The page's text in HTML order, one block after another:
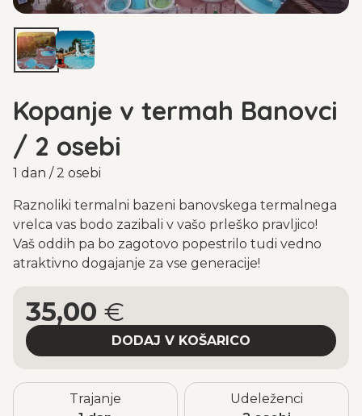
Kopanje v termah Banovci
/ 2 osebi
1 dan / 2 osebi
Raznoliki termalni bazeni banovskega termalnega
vrelca vas bodo zazibali v vašo prleško pravljico!
Vaš oddih pa bo zagotovo popestrilo tudi vedno
atraktivno dogajanje za vse generacije!
35,00 €
Trajanje
Udeleženci